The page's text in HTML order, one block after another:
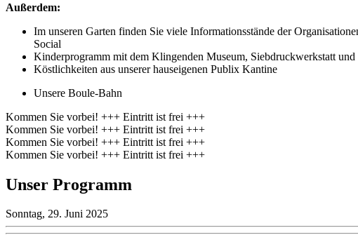
Außerdem:
Im unseren Garten finden Sie viele Informationsstände der
Social
Kinderprogramm mit dem Klingenden Museum, Siebdruckwerkstatt
Köstlichkeiten aus unserer hauseigenen Publix Kantine
Unsere Boule-Bahn
Kommen Sie vorbei! +++ Eintritt ist frei +++
Kommen Sie vorbei! +++ Eintritt ist frei +++
Kommen Sie vorbei! +++ Eintritt ist frei +++
Kommen Sie vorbei! +++ Eintritt ist frei +++
Unser Programm
Sonntag, 29. Juni 2025